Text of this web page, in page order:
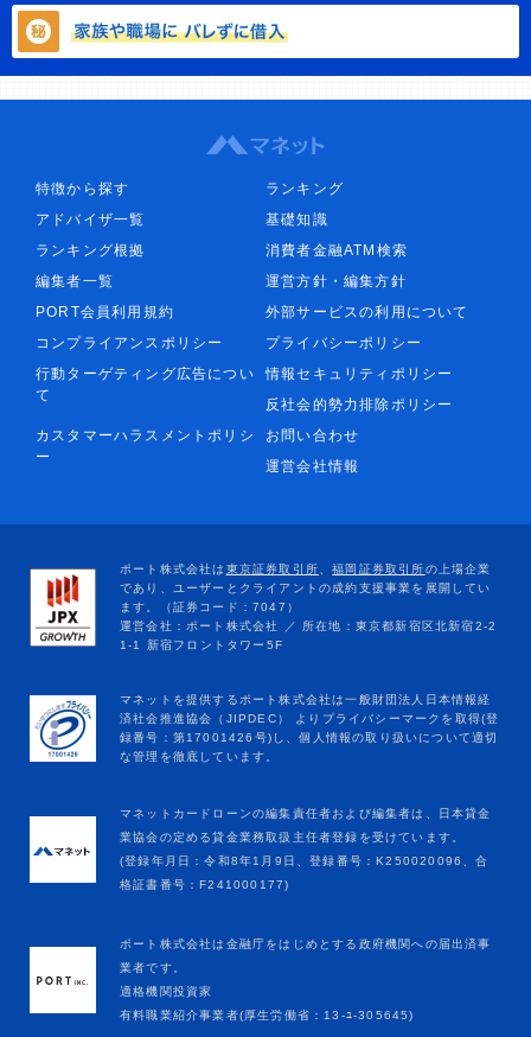
特徴から探す
ランキング
アドバイザ一覧
基礎知識
ランキング根拠
消費者金融ATM検索
編集者一覧
運営方針・編集方針
PORT会員利用規約
外部サービスの利用について
コンプライアンスポリシー
プライバシーポリシー
行動ターゲティング広告につい
て
情報セキュリティポリシー
反社会的勢力排除ポリシー
カスタマーハラスメントポリシ
ー
お問い合わせ
運営会社情報
マネットカードローンの編集責任者および編集者は、日本貸金
業協会の定める貸金業務取扱主任者登録を受けています。
(登録年月日：令和8年1月9日、登録番号：K250020096、合
格証書番号：F241000177)
ポート株式会社は金融庁をはじめとする政府機関への届出済事
業者です。
適格機関投資家
有料職業紹介事業者(厚生労働省：13-ﾕ-305645)